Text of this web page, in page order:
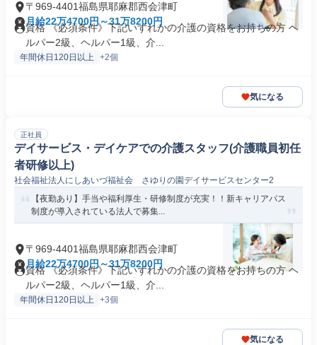
〒969-4401福島県耶麻郡西会津町
月給22万4700円～31万8200円
資格 《必須条件》下記いずれかの介護の資格をお持ちの方 ヘ
ルパー2級、ヘルパー1級、介...
年間休日120日以上 +2個
気になる
正社員
デイサービス・デイケアでの介護スタッフ(介護職員初任
者研修以上)
社会福祉法人にしあいづ福祉会 さゆりの園デイサービスセンター2
【夜勤あり】手当や福利厚生・研修制度が充実！！新キャリアパス
制度が導入されている法人で募集...
〒969-4401福島県耶麻郡西会津町
月給22万4700円～31万8200円
資格 《必須条件》下記いずれかの介護の資格をお持ちの方 ヘ
ルパー2級、ヘルパー1級、介...
年間休日120日以上 +3個
気になる